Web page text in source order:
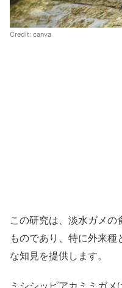
Credit: canva
この研究は、淡水ガメの
ものであり、特に外来
な知見を提供します。
ミシシッピアカミミガ